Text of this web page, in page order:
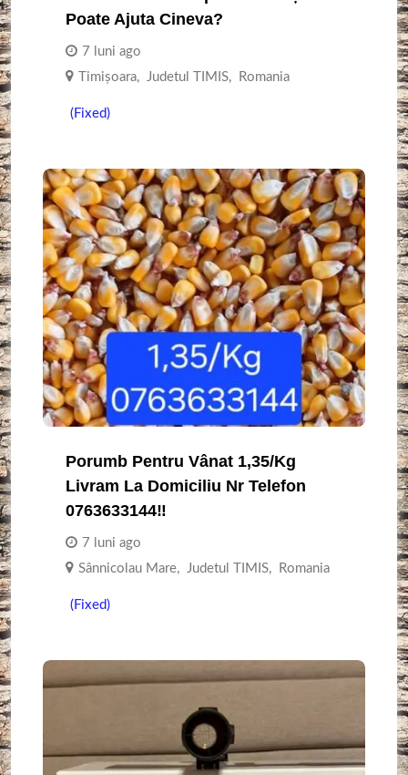
Poate Ajuta Cineva?
7 luni ago
Timişoara, Judetul TIMIS, Romania
(Fixed)
Porumb Pentru Vânat 1,35/Kg
Livram La Domiciliu Nr Telefon
0763633144‼️
7 luni ago
Sânnicolau Mare, Judetul TIMIS, Romania
(Fixed)